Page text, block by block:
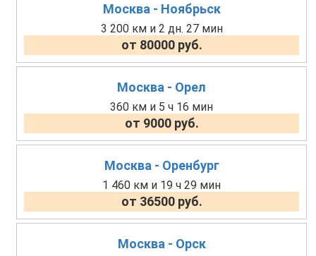
Москва - Ноябрьск
3 200 км и 2 дн. 27 мин
от 80000 руб.
Москва - Орел
360 км и 5 ч 16 мин
от 9000 руб.
Москва - Оренбург
1 460 км и 19 ч 29 мин
от 36500 руб.
Москва - Орск